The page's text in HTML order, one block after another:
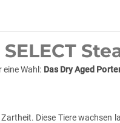
Wahl: Das Dry Aged
Diese Tiere wachsen